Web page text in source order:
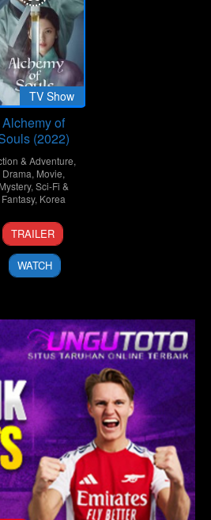
TV Show
Alchemy of
(2022)
& Adventure,
Drama, Movie,
Mystery,Sci-Fi &
Fantasy, Korea
18
Jun
2022
Hong
Mi-
ran
TRAILER
WATCH